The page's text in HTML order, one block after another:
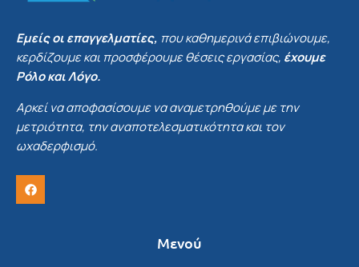
Εμείς οι επαγγελματίες, που καθημερινά επιβιώνουμε,
κερδίζουμε και προσφέρουμε θέσεις εργασίας, έχουμε
Ρόλο και Λόγο.
Αρκεί να αποφασίσουμε να αναμετρηθούμε με την
μετριότητα, την αναποτελεσματικότητα και τον
ωχαδερφισμό.
Μενού